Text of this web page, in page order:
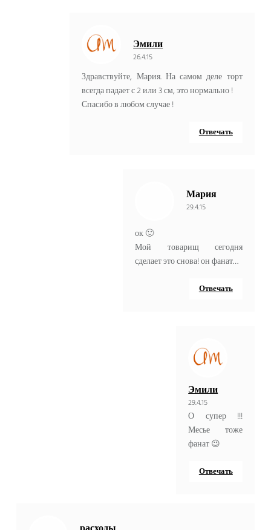
Эмили
26.4.15
Здравствуйте, Мария. На самом деле торт
всегда падает с 2 или 3 см, это нормально !
Спасибо в любом случае !
Отвечать
Мария
29.4.15
ок 🙂
Мой товарищ сегодня
сделает это снова! он фанат…
Отвечать
Эмили
29.4.15
О супер !!!
Месье тоже
фанат 😉
Отвечать
расходы